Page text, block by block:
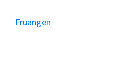
Fruängen